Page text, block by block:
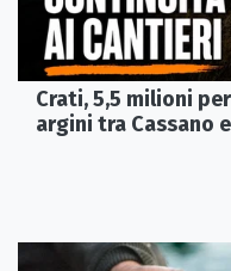
Crati, 5,5 milioni
argini tra Cassano